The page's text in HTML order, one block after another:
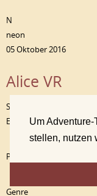
Um
stellen, nutzen
N
neon
05 Oktober 2016
Alice VR
Spiele
Entwickler
Carbon Studio
Publisher
Genre